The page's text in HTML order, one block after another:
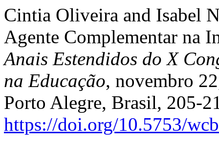
Cintia Oliveira and Isabel
Agente Complementar na
Anais Estendidos do X
na Educação, novembro
Porto Alegre, Brasil, 205-
https://doi.org/10.5753/